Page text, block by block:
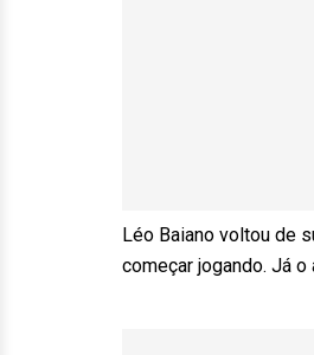
Léo Baiano voltou de
começar jogando. Já